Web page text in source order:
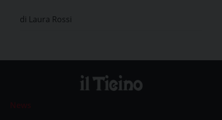
di Laura Rossi
News